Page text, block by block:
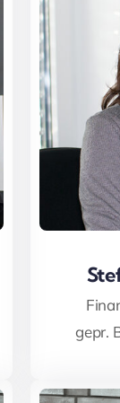
gepr.